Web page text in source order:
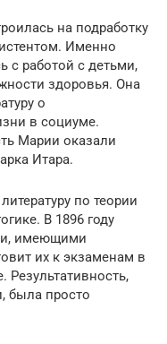
на подработку
Именно
с работой с детьми,
здоровья. Она
о
в социуме.
Марии оказали
Итара.
по теории
В 1896 году
имеющими
их к экзаменам в
была просто